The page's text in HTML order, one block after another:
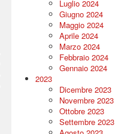
Luglio 2024
Giugno 2024
Maggio 2024
Aprile 2024
Marzo 2024
Febbraio 2024
Gennaio 2024
2023
Dicembre 2023
Novembre 2023
Ottobre 2023
Settembre 2023